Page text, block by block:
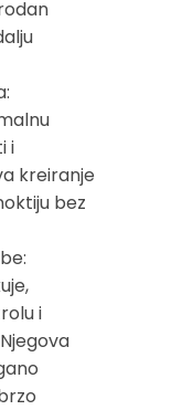
i
kreiranje
bez
i